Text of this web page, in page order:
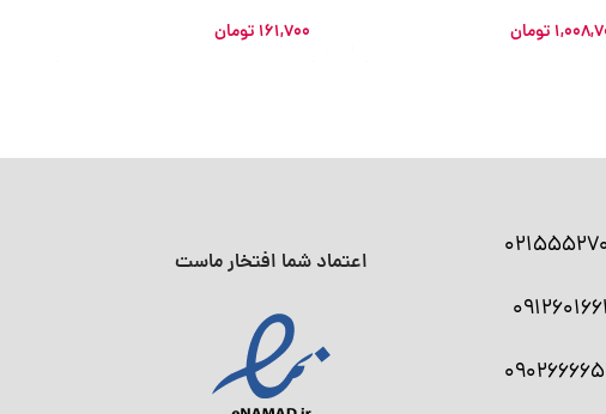
تومان 161,700 تومان
اعتماد شما افتخار ماست